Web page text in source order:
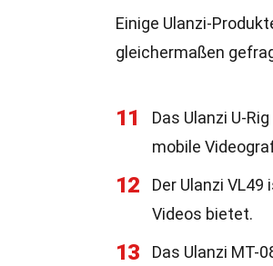
Einige Ulanzi-
gleichermaßen
11
Das Ulanzi U-
mobile
12
Der Ulanzi
Videos bietet.
13 Das Ulanzi MT-